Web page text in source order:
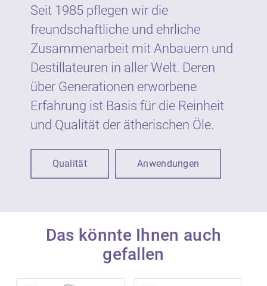
Tel.: +49 8807 940800
E-Mail: info@neumond.de
www.neumond.de
Seit 1985 pflegen wir die
freundschaftliche und ehrliche
Zusammenarbeit mit Anbauern und
Destillateuren in aller Welt. Deren
über Generationen erworbene
Erfahrung ist Basis für die Reinheit
und Qualität der ätherischen Öle.
Qualität Anwendungen
Das könnte Ihnen auch
gefallen